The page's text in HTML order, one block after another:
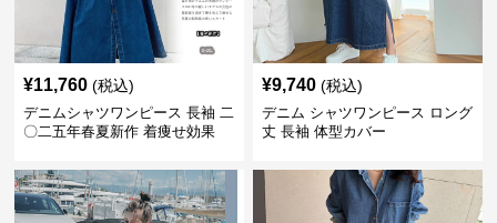
¥11,760 (税込)
デニムシャツワンピース 長袖 二
〇二五年春夏新作 着痩せ効果
¥9,740 (税込)
デニム シャツワンピース ロング
丈 長袖 体型カバー